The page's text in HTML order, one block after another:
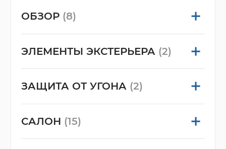
ОБЗОР (8)
ЭЛЕМЕНТЫ ЭКСТЕРЬЕРА (2)
ЗАЩИТА ОТ УГОНА (2)
САЛОН (15)